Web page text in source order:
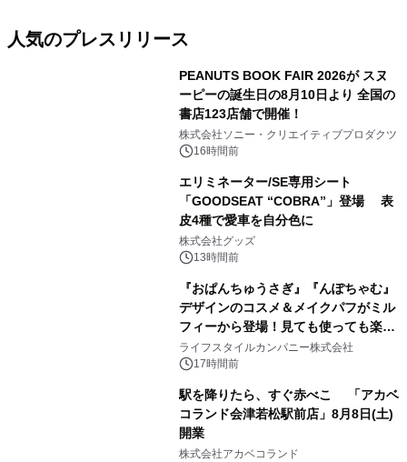
人気のプレスリリース
PEANUTS BOOK FAIR 2026が スヌ
ーピーの誕生日の8月10日より 全国の
書店123店舗で開催！
株式会社ソニー・クリエイティブプロダクツ
16時間前
エリミネーター/SE専用シート
「GOODSEAT “COBRA”」登場 表
皮4種で愛車を自分色に
株式会社グッズ
13時間前
『おぱんちゅうさぎ』『んぽちゃむ』
デザインのコスメ＆メイクパフがミル
フィーから登場！見ても使っても楽し
い、ポップでキュートなコレクショ
ン。
ライフスタイルカンパニー株式会社
17時間前
駅を降りたら、すぐ赤べこ 「アカベ
コランド会津若松駅前店」8月8日(土)
開業
株式会社アカベコランド